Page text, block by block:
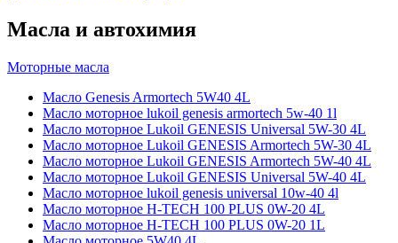
Масла и автохимия
Моторные масла
Масло Genesis Armortech 5W40 4L
Масло моторное lukoil genesis armortech 5w-40 1l
Масло моторное Lukoil GENESIS Universal 5W-30 4L
Масло моторное Lukoil GENESIS Armortech 5W-30 4L
Масло моторное Lukoil GENESIS Armortech 5W-40 4L
Масло моторное Lukoil GENESIS Universal 5W-40 4L
Масло моторное lukoil genesis universal 10w-40 4l
Масло моторное H-TECH 100 PLUS 0W-20 4L
Масло моторное H-TECH 100 PLUS 0W-20 1L